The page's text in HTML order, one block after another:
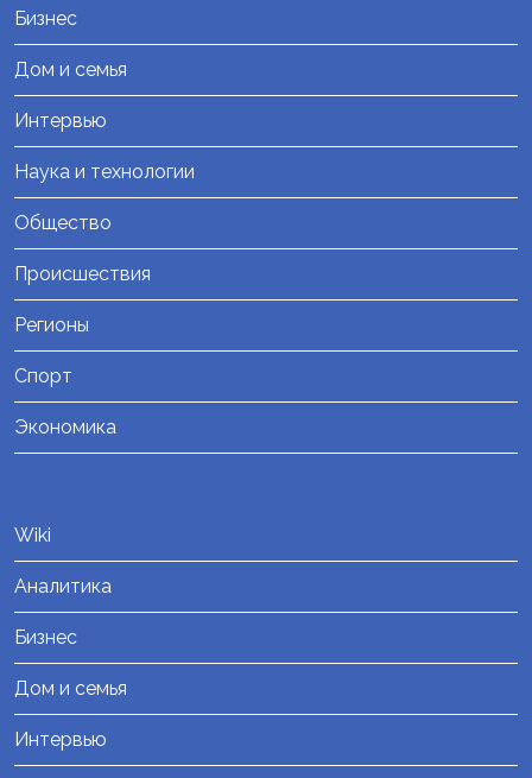
Бизнес
Дом и семья
Интервью
Наука и технологии
Общество
Происшествия
Регионы
Спорт
Экономика
Wiki
Аналитика
Бизнес
Дом и семья
Интервью